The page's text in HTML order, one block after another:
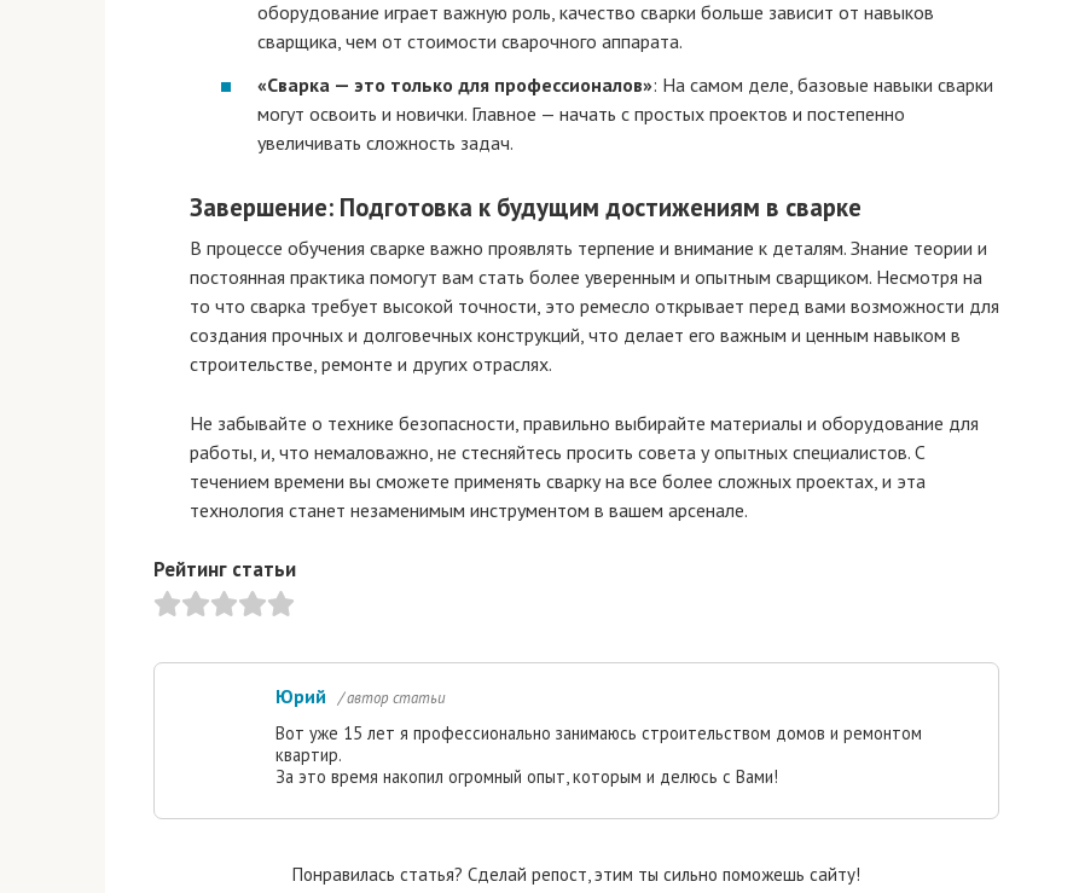
оборудование играет важную роль, качество сварки больше зависит от навыков
сварщика, чем от стоимости сварочного аппарата.
«Сварка — это только для профессионалов»: На самом деле, базовые навыки сварки
могут освоить и новички. Главное — начать с простых проектов и постепенно
увеличивать сложность задач.
Завершение: Подготовка к будущим достижениям в сварке
В процессе обучения сварке важно проявлять терпение и внимание к деталям. Знание теории и
постоянная практика помогут вам стать более уверенным и опытным сварщиком. Несмотря на
то что сварка требует высокой точности, это ремесло открывает перед вами возможности для
создания прочных и долговечных конструкций, что делает его важным и ценным навыком в
строительстве, ремонте и других отраслях.
Не забывайте о технике безопасности, правильно выбирайте материалы и оборудование для
работы, и, что немаловажно, не стесняйтесь просить совета у опытных специалистов. С
течением времени вы сможете применять сварку на все более сложных проектах, и эта
технология станет незаменимым инструментом в вашем арсенале.
Рейтинг статьи
Юрий / автор статьи
Вот уже 15 лет я профессионально занимаюсь строительством домов и ремонтом
квартир.
За это время накопил огромный опыт, которым и делюсь с Вами!
Понравилась статья? Сделай репост, этим ты сильно поможешь сайту!